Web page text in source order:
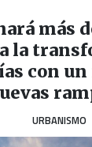
más
la
con
URBANISMO